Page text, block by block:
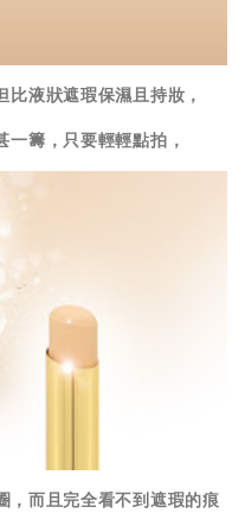
液狀遮瑕保濕且持妝，
籌，只要輕輕點拍，
，而且完全看不到遮瑕的痕